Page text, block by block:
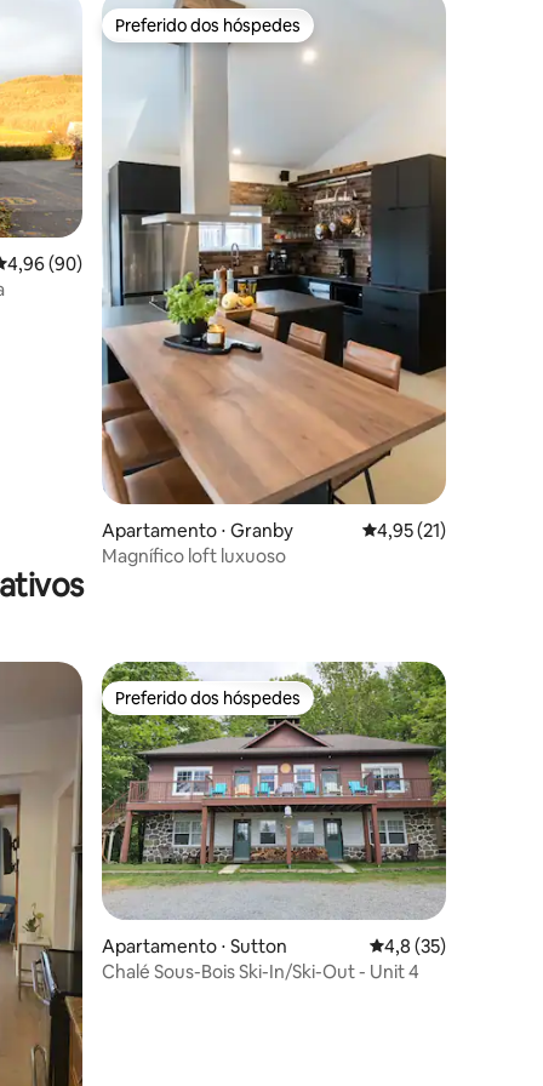
de uma avaliação média de 5, 90 avaliações
4,96 (90)
Preferido dos hóspedes
Preferido dos hóspedes
Apartamento ⋅ Granby 4,95 de uma
4,95 (21)
Magnífico loft luxuoso
Preferido dos hóspedes
Preferido dos hóspedes
Apartamento ⋅ Sutton 4,8 de uma
4,8 (35)
Chalé Sous-Bois Ski-In/Ski-Out - Unit 4